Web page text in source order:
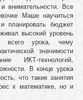
внимательности. Все
Маше научиться
планировать бюджет
высокий уровень
всего урока, чему
значимости
ИКТ-технологий,
В конце урока
что такие занятия
к математике, но и